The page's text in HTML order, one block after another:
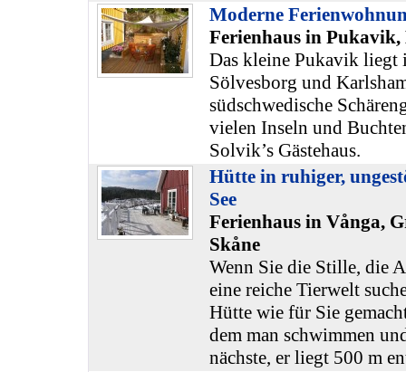
Moderne
Ferienhaus in Pukavik,
Das kleine Pukavik liegt
Sölvesborg und
südschwedische
vielen Inseln und
Solvik’s Gästehaus.
Hütte in ruhiger,
See
Ferienhaus in Vånga,
Skåne
Wenn Sie die Stille, die
eine reiche Tierwelt
Hütte wie für Sie
dem man schwimmen
nächste, er liegt 500 m